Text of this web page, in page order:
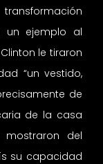
un ejemplo al
le tiraron
“un vestido,
de
de la casa
mostraron del
su capacidad